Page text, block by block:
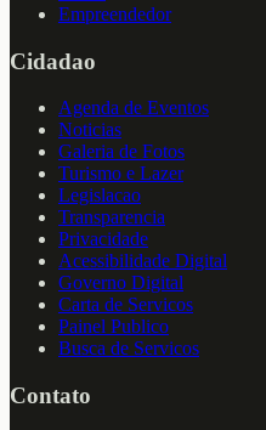
Empreendedor
Cidadao
Agenda de Eventos
Noticias
Galeria de Fotos
Turismo e Lazer
Legislacao
Transparencia
Privacidade
Acessibilidade Digital
Governo Digital
Carta de Servicos
Painel Publico
Busca de Servicos
Contato